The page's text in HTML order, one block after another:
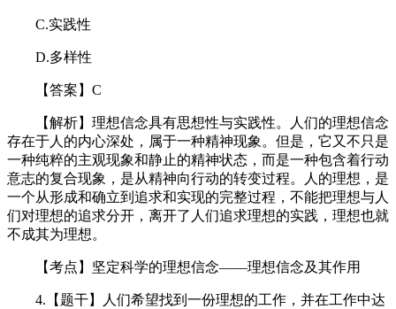
C.实践性
D.多样性
【答案】C
【解析】理想信念具有思想性与实践性。人们的理想信念
存在于人的内心深处，属于一种精神现象。但是，它又不只是
一种纯粹的主观现象和静止的精神状态，而是一种包含着行动
意志的复合现象，是从精神向行动的转变过程。人的理想，是
一个从形成和确立到追求和实现的完整过程，不能把理想与人
们对理想的追求分开，离开了人们追求理想的实践，理想也就
不成其为理想。
【考点】坚定科学的理想信念——理想信念及其作用
4.【题干】人们希望找到一份理想的工作，并在工作中达